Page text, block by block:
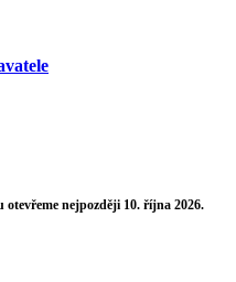
nejpozději 10. října 2026.